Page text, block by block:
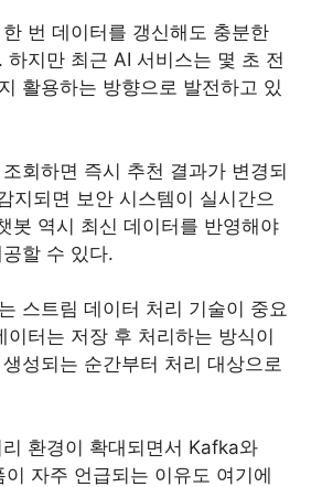
번 데이터를 갱신해도 충분한
하지만 최근 AI 서비스는 몇 초 전
활용하는 방향으로 발전하고 있
회하면 즉시 추천 결과가 변경되
지되면 보안 시스템이 실시간으
봇 역시 최신 데이터를 반영해야
할 수 있다.
스트림 데이터 처리 기술이 중요
이터는 저장 후 처리하는 방식이
성되는 순간부터 처리 대상으로
환경이 확대되면서 Kafka와
자주 언급되는 이유도 여기에